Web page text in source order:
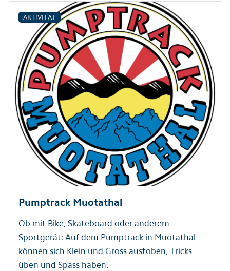
AKTIVITÄT
Pumptrack Muotathal
Ob mit Bike, Skateboard oder anderem
Sportgerät: Auf dem Pumptrack in Muotathal
können sich Klein und Gross austoben, Tricks
üben und Spass haben.